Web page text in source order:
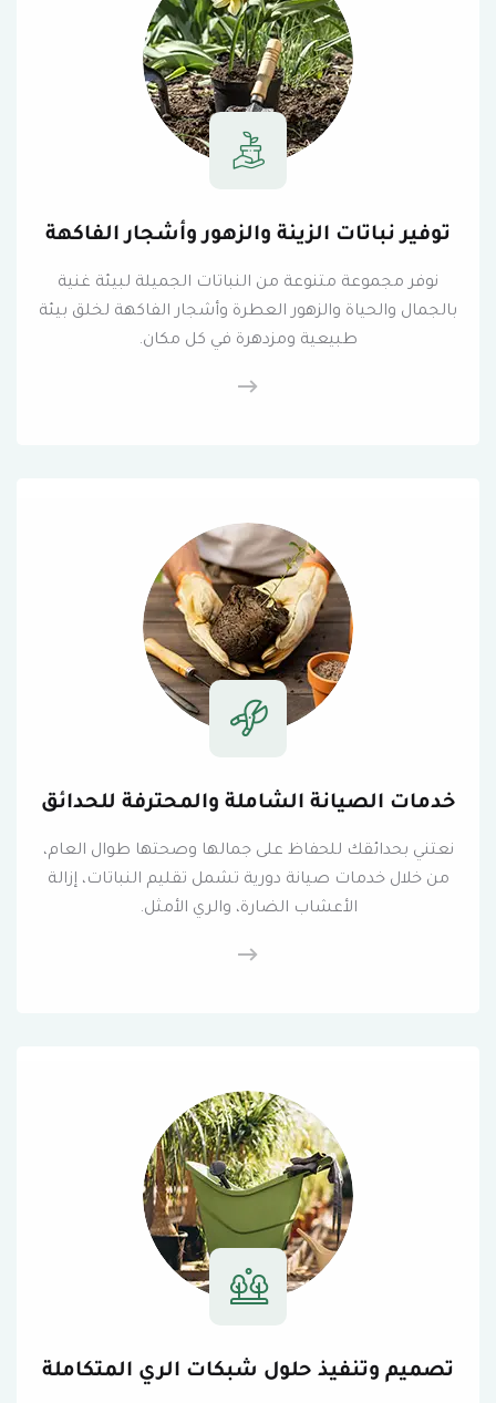
توفير نباتات الزينة والزهور وأشجار الفاكهة
نوفر مجموعة متنوعة من النباتات الجميلة لبيئة غنية
بالجمال والحياة والزهور العطرة وأشجار الفاكهة لخلق بيئة
طبيعية ومزدهرة في كل مكان.
خدمات الصيانة الشاملة والمحترفة للحدائق
نعتني بحدائقك للحفاظ على جمالها وصحتها طوال العام،
من خلال خدمات صيانة دورية تشمل تقليم النباتات، إزالة
الأعشاب الضارة، والري الأمثل.
تصميم وتنفيذ حلول شبكات الري المتكاملة